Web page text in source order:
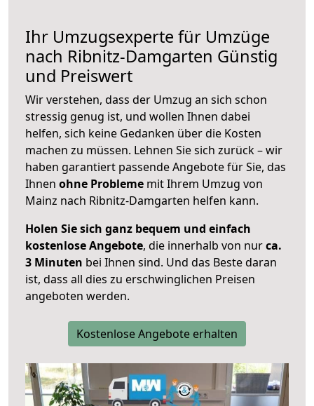
Ihr Umzugsexperte für Umzüge
nach Ribnitz-Damgarten Günstig
und Preiswert
Wir verstehen, dass der Umzug an sich schon
stressig genug ist, und wollen Ihnen dabei
helfen, sich keine Gedanken über die Kosten
machen zu müssen. Lehnen Sie sich zurück – wir
haben garantiert passende Angebote für Sie, das
Ihnen ohne Probleme mit Ihrem Umzug von
Mainz nach Ribnitz-Damgarten helfen kann.
Holen Sie sich ganz bequem und einfach
kostenlose Angebote, die innerhalb von nurca.
3 Minuten bei Ihnen sind. Und das Beste daran
ist, dass all dies zu erschwinglichen Preisen
angeboten werden.
Kostenlose Angebote erhalten